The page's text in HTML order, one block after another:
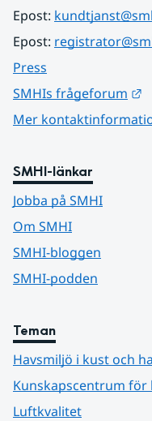
Epost:
Epost:
Press
SMHIs frågeforum
Mer
SMHI-länkar
Jobba på SMHI
Om SMHI
SMHI-bloggen
SMHI-podden
Teman
Havsmiljö i kust och
Kunskapscentrum för
Luftkvalitet